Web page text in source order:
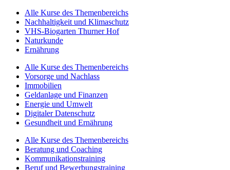
Alle Kurse des Themenbereichs
Nachhaltigkeit und Klimaschutz
VHS-Biogarten Thurner Hof
Naturkunde
Ernährung
Alle Kurse des Themenbereichs
Vorsorge und Nachlass
Immobilien
Geldanlage und Finanzen
Energie und Umwelt
Digitaler Datenschutz
Gesundheit und Ernährung
Alle Kurse des Themenbereichs
Beratung und Coaching
Kommunikationstraining
Beruf und Bewerbungstraining